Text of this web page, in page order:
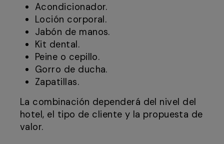
Acondicionador.
Loción corporal.
Jabón de manos.
Kit dental.
Peine o cepillo.
Gorro de ducha.
Zapatillas.
La combinación dependerá del nivel del
hotel, el tipo de cliente y la propuesta de
valor.